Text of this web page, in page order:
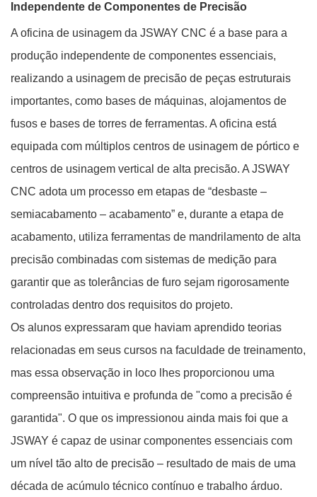
Independente de Componentes de Precisão
A oficina de usinagem da JSWAY CNC é a base para a
produção independente de componentes essenciais,
realizando a usinagem de precisão de peças estruturais
importantes, como bases de máquinas, alojamentos de
fusos e bases de torres de ferramentas. A oficina está
equipada com múltiplos centros de usinagem de pórtico e
centros de usinagem vertical de alta precisão. A JSWAY
CNC adota um processo em etapas de “desbaste –
semiacabamento – acabamento” e, durante a etapa de
acabamento, utiliza ferramentas de mandrilamento de alta
precisão combinadas com sistemas de medição para
garantir que as tolerâncias de furo sejam rigorosamente
controladas dentro dos requisitos do projeto.
Os alunos expressaram que haviam aprendido teorias
relacionadas em seus cursos na faculdade de treinamento,
mas essa observação in loco lhes proporcionou uma
compreensão intuitiva e profunda de "como a precisão é
garantida". O que os impressionou ainda mais foi que a
JSWAY é capaz de usinar componentes essenciais com
um nível tão alto de precisão – resultado de mais de uma
década de acúmulo técnico contínuo e trabalho árduo.